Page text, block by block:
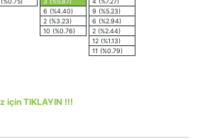
6 (%4.40)
2 (%3.23)
10 (%0.76)
9 (%5.23)
6 (%2.94)
2 (%2.44)
12 (%1.13)
11 (%0.79)
için TIKLAYIN !!!